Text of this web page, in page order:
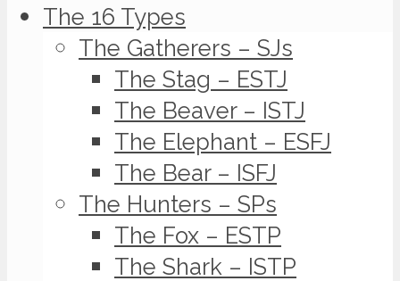
The 16 Types
The Gatherers – SJs
The Stag – ESTJ
The Beaver – ISTJ
The Elephant – ESFJ
The Bear – ISFJ
The Hunters – SPs
The Fox – ESTP
The Shark – ISTP